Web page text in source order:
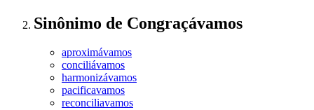
Sinônimo de Congraçávamos
aproximávamos
conciliávamos
harmonizávamos
pacificavamos
reconciliavamos